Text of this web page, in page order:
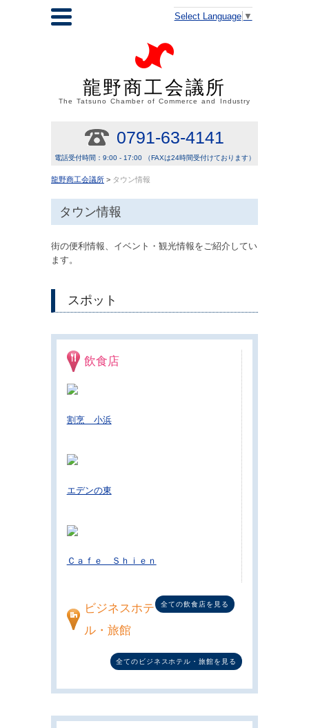
Select Language ▼
龍野商工会議所
The Tatsuno Chamber of Commerce and Industry
0791-63-4141
電話受付時間：9:00 - 17:00 （FAXは24時間受付けております）
龍野商工会議所 > タウン情報
タウン情報
街の便利情報、イベント・観光情報をご紹介してい
ます。
スポット
飲食店
割烹 小浜
エデンの東
Ｃａｆｅ Ｓｈｉｅｎ
全ての飲食店を見る
ビジネスホテ
ル・旅館
全てのビジネスホテル・旅館を見る